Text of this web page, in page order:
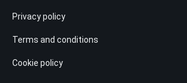
Privacy policy
Terms and conditions
Cookie policy